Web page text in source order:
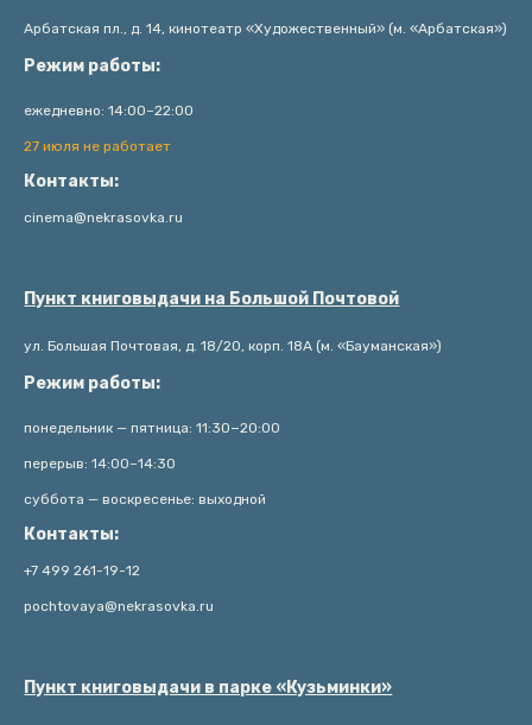
Арбатская пл., д. 14, кинотеатр «Художественный» (м. «Арбатская»)
Режим работы:
ежедневно: 14:00–22:00
27 июля не работает
Контакты:
cinema@nekrasovka.ru
Пункт книговыдачи на Большой Почтовой
ул. Большая Почтовая, д. 18/20, корп. 18А (м. «Бауманская»)
Режим работы:
понедельник — пятница: 11:30−20:00
перерыв: 14:00–14:30
суббота — воскресенье: выходной
Контакты:
+7 499 261-19-12
pochtovaya@nekrasovka.ru
Пункт книговыдачи в парке «Кузьминки»